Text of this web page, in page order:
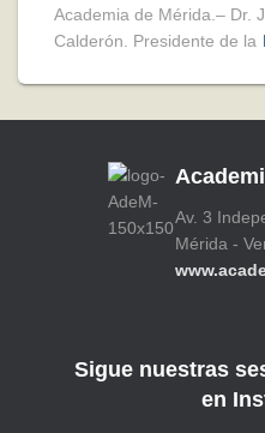
Academia de Mérida.– Dr.
Calderón. Presidente de la
Av. 3
Mérida -
Sigue nuestras
en